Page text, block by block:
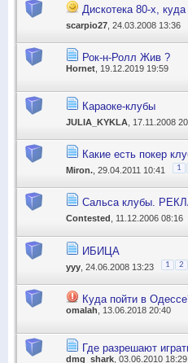
Дискотека 80-х, куда
scarpio27 , 24.03.2008 13:36
Рок-н-Ролл Жив ?
Hornet , 19.12.2019 19:59
Караоке-клубы
JULIA_KYKLA , 17.11.2008
Какие есть покер
Miron. , 29.04.2011 10:41 1
Сальса клубы.
Contested , 11.12.2006 08:16
ИБИЦА
yyy , 24.06.2008 13:23 1 2
Куда пойти в
omalah, 13.06.2018 20:40
Где разрешают
dmg_shark , 03.06.2010 18:29